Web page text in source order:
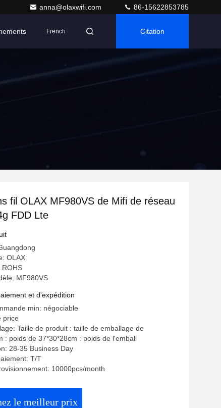
anna@olaxwifi.com 86-15622853785
French Citation
fil OLAX MF980VS de Mifi de réseau
FDD Lte
OLAX
MF980VS
et d'expédition
min: négociable
price
Taille de produit : taille de emballage de
: poids de 37*30*28cm : poids de l'emball
28-35 Business Day
T/T
10000pcs/month
le meilleur prix